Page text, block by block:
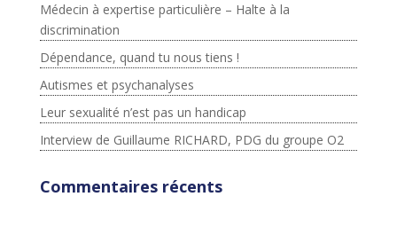
Médecin à expertise particulière – Halte à la
discrimination
Dépendance, quand tu nous tiens !
Autismes et psychanalyses
Leur sexualité n’est pas un handicap
Interview de Guillaume RICHARD, PDG du groupe O2
Commentaires récents